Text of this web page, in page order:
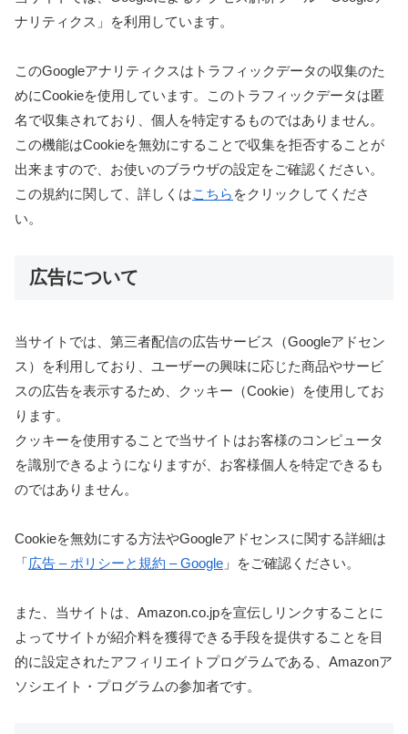
ナリティクス」を利用しています。
このGoogleアナリティクスはトラフィックデータの収集のた
めにCookieを使用しています。このトラフィックデータは匿
名で収集されており、個人を特定するものではありません。
この機能はCookieを無効にすることで収集を拒否することが
出来ますので、お使いのブラウザの設定をご確認ください。
この規約に関して、詳しくはこちら をクリックしてくださ
い。
広告について
当サイトでは、第三者配信の広告サービス（Googleアドセン
ス）を利用しており、ユーザーの興味に応じた商品やサービ
スの広告を表示するため、クッキー（Cookie）を使用してお
ります。
クッキーを使用することで当サイトはお客様のコンピュータ
を識別できるようになりますが、お客様個人を特定できるも
のではありません。
Cookieを無効にする方法やGoogleアドセンスに関する詳細は
「広告 – ポリシーと規約 – Google 」をご確認ください。
また、当サイトは、Amazon.co.jpを宣伝しリンクすることに
よってサイトが紹介料を獲得できる手段を提供することを目
的に設定されたアフィリエイトプログラムである、Amazonア
ソシエイト・プログラムの参加者です。